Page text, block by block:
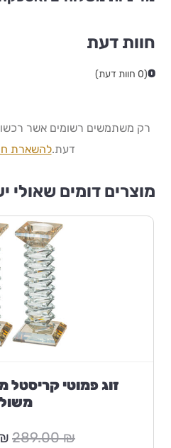
חוות דעת
0(0 חוות דעת)
רק משתמשים רשומים אשר רכשו
דעת.להשארת
מוצרים דומים שאולי
זוג פמוטי קריסטל
289.00₪